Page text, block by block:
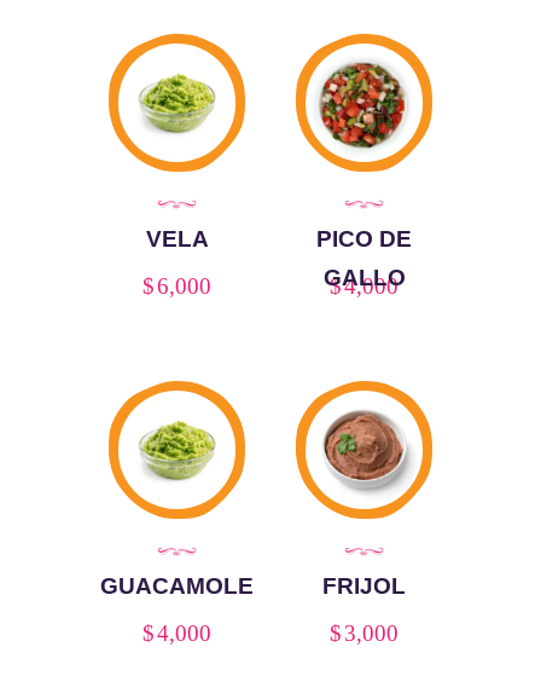
VELA
$6,000
PICO DE
GALLO
$4,000
GUACAMOLE
$4,000
FRIJOL
$3,000